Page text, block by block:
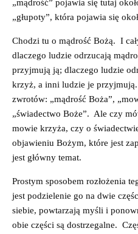
„mądrość” pojawia się tutaj
„głupoty”, która pojawia się
Chodzi tu o mądrość Bożą. I
dlaczego ludzie odrzucają
przyjmują ją; dlaczego ludzie
krzyż, a inni ludzie je
zwrotów: „mądrość Boża”,
„świadectwo Boże”. Ale czy
mowie krzyża, czy o
objawieniu Bożym, które jest
jest główny temat.
Prostym sposobem rozłożenia
jest podzielenie go na dwie
siebie, powtarzają myśli i
obie części są dostrzegalne.